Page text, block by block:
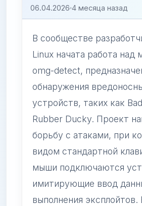
06.04.2026 4 месяца назад
В сообществе
Linux начата работа над
omg-detect,
обнаружения
устройств, таких как
Rubber Ducky. Проект
борьбу с атаками, при
видом стандартной
мыши подключаются
имитирующие ввод
выполнения эксплойтов.